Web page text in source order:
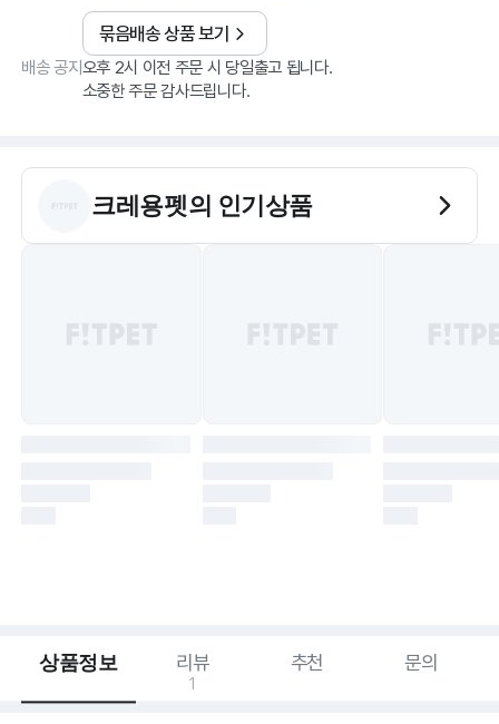
묶음배송 상품 보기
배송 공지오후 2시 이전 주문 시 당일출고 됩니다.
소중한 주문 감사드립니다.
크레용펫의 인기상품
상품정보 리뷰
1
추천 문의